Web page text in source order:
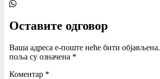
Оставите одговор
Ваша адреса е-поште неће бити објављена.
поља су означена *
Коментар *